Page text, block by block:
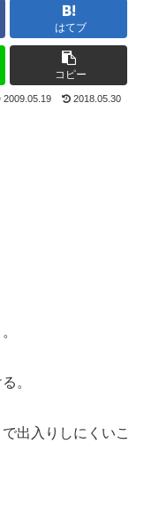
はてブ
コピー
2009.05.19 2018.05.30
。
出入りしにくいこ